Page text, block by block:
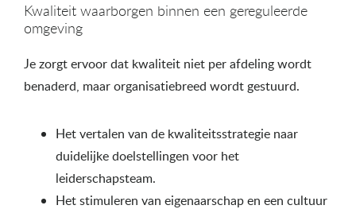
Kwaliteit waarborgen binnen een gereguleerde
omgeving
Je zorgt ervoor dat kwaliteit niet per afdeling wordt
benaderd, maar organisatiebreed wordt gestuurd.
Het vertalen van de kwaliteitsstrategie naar
duidelijke doelstellingen voor het
leiderschapsteam.
Het stimuleren van eigenaarschap en een cultuur